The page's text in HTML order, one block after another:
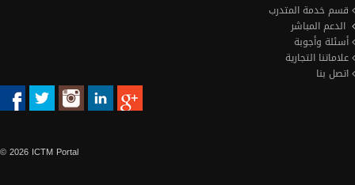
قسم خدمة المتدرب
الدعم المباشر
أسئلة وأجوبة
علاماتنا التجارية
اتصل بنا
© 2026 ICTM Portal